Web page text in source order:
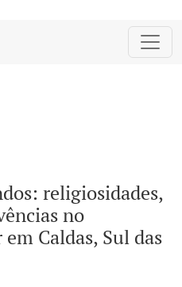
representações e
religiosidades,
no
Caldas, Sul das